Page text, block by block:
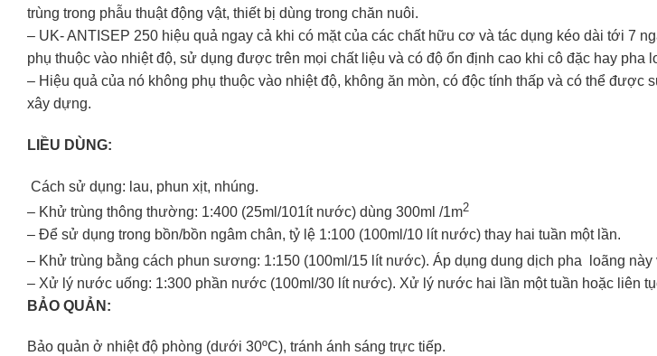
trùng trong phẫu thuật động vật, thiết bị dùng trong chăn nuôi.
– UK- ANTISEP 250 hiệu quả ngay cả khi có mặt của các chất hữu cơ và tác dụng kéo dài tới 7
phụ thuộc vào nhiệt độ, sử dụng được trên mọi chất liệu và có độ ổn định cao khi cô đặc hay pha
– Hiệu quả của nó không phụ thuộc vào nhiệt độ, không ăn mòn, có độc tính thấp và có thể được
xây dựng.
LIỀU DÙNG:
Cách sử dụng: lau, phun xịt, nhúng.
– Khử trùng thông thường: 1:400 (25ml/101ít nước) dùng 300ml /1m2
– Để sử dụng trong bồn/bồn ngâm chân, tỷ lệ 1:100 (100ml/10 lít nước) thay hai tuần một lần.
– Khử trùng bằng cách phun sương: 1:150 (100ml/15 lít nước). Áp dụng dung dịch pha
loãng
– Xử lý nước uống: 1:300 phần nước (100ml/30 lít nước). Xử lý nước hai lần một tuần hoặc liên
BẢO QUẢN:
Bảo quản ở nhiệt độ phòng (dưới 30ºC), tránh ánh sáng trực tiếp.